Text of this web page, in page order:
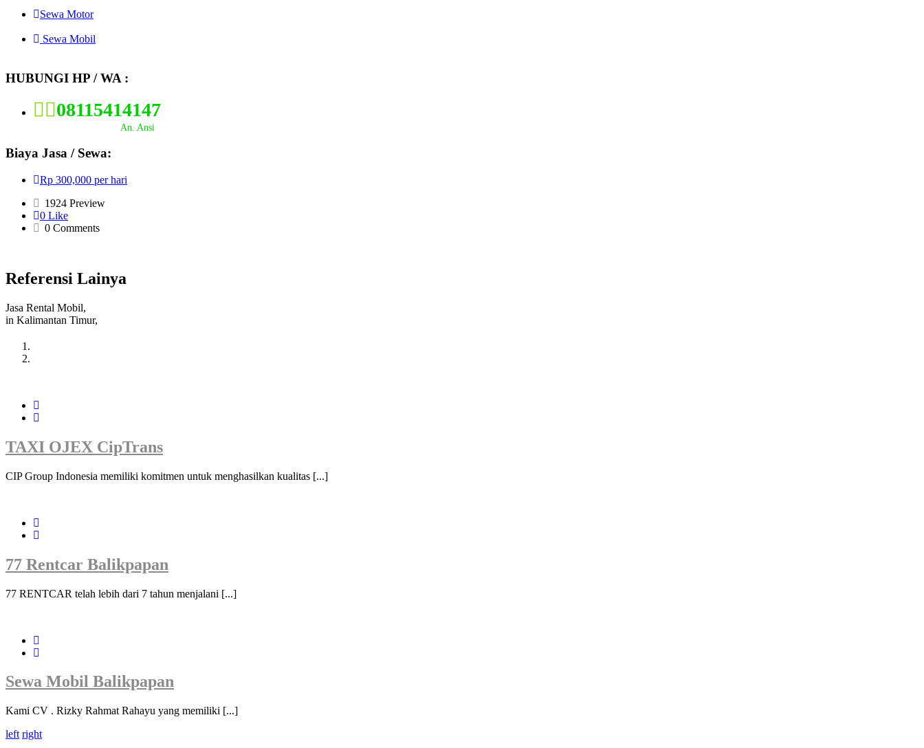
Sewa Motor
Sewa Mobil
HUBUNGI HP / WA :
08115414147
An. Ansi
Biaya Jasa / Sewa:
Rp 300,000 per hari
1924 Preview
0 Like
0 Comments
Referensi Lainya
Jasa Rental Mobil,
in Kalimantan Timur,
TAXI OJEX CipTrans
CIP Group Indonesia memiliki komitmen untuk menghasilkan kualitas [...]
77 Rentcar Balikpapan
77 RENTCAR telah lebih dari 7 tahun menjalani [...]
Sewa Mobil Balikpapan
Kami CV . Rizky Rahmat Rahayu yang memiliki [...]
left right